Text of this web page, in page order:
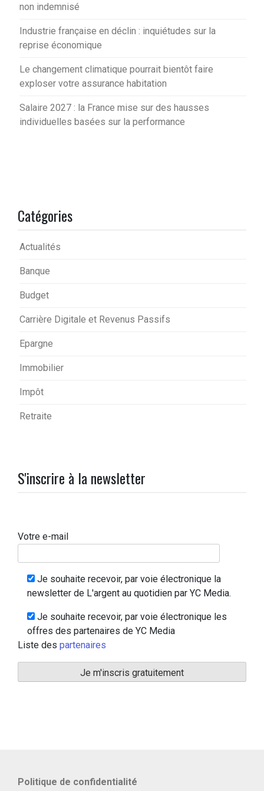
non indemnisé
Industrie française en déclin : inquiétudes sur la
reprise économique
Le changement climatique pourrait bientôt faire
exploser votre assurance habitation
Salaire 2027 : la France mise sur des hausses
individuelles basées sur la performance
Catégories
Actualités
Banque
Budget
Carrière Digitale et Revenus Passifs
Epargne
Immobilier
Impôt
Retraite
S'inscrire à la newsletter
Votre e-mail
Je souhaite recevoir, par voie électronique la
newsletter de L'argent au quotidien par YC Media.
Je souhaite recevoir, par voie électronique les
offres des partenaires de YC Media
Liste des partenaires
Politique de confidentialité